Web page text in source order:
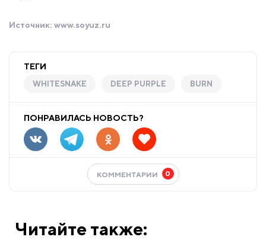
Источник: www.soyuz.ru
ТЕГИ
WHITESNAKE DEEP PURPLE BURN
ПОНРАВИЛАСЬ НОВОСТЬ?
КОММЕНТАРИИ 0
Читайте также: